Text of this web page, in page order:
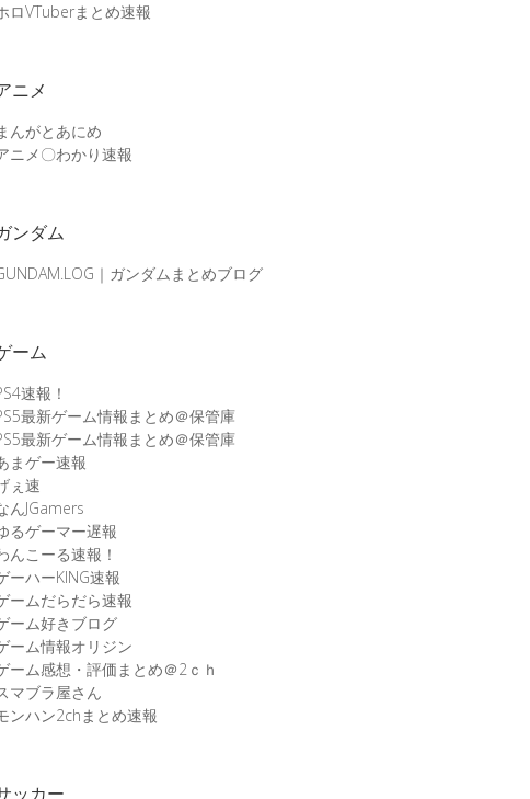
ロVTuberまとめ速報
ニメ
んがとあにめ
ニメ〇わかり速報
ンダム
｜ガンダムまとめブログ
ーム
速報！
最新ゲーム情報まとめ＠保管庫
最新ゲーム情報まとめ＠保管庫
まゲー速報
ぇ速
んJGamers
るゲーマー遅報
んこーる速報！
ーハーKING速報
ームだらだら速報
ーム好きブログ
ーム情報オリジン
ーム感想・評価まとめ＠2ｃｈ
マブラ屋さん
ンハン2chまとめ速報
ッカー